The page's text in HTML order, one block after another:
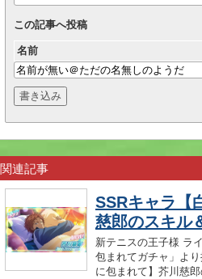
この記事へ投稿
名前
関連記事
SSRキャラ【
慈郎のスキル
新テニスの王子様 ラ
包まれてガチャ」よ
に包まれて】芥川慈